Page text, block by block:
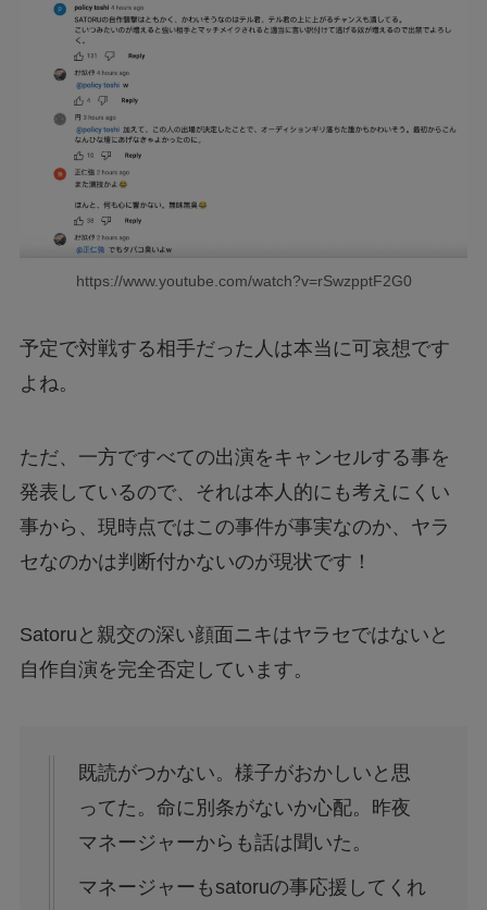
https://www.youtube.com/watch?v=rSwzpptF2G0
予定で対戦する相手だった人は本当に可哀想です
よね。
ただ、一方ですべての出演をキャンセルする事を
発表しているので、それは本人的にも考えにくい
事から、現時点ではこの事件が事実なのか、ヤラ
セなのかは判断付かないのが現状です！
Satoruと親交の深い顔面ニキはヤラセではないと
自作自演を完全否定しています。
既読がつかない。様子がおかしいと思
ってた。命に別条がないか心配。昨夜
マネージャーからも話は聞いた。
マネージャーもsatoruの事応援してくれ